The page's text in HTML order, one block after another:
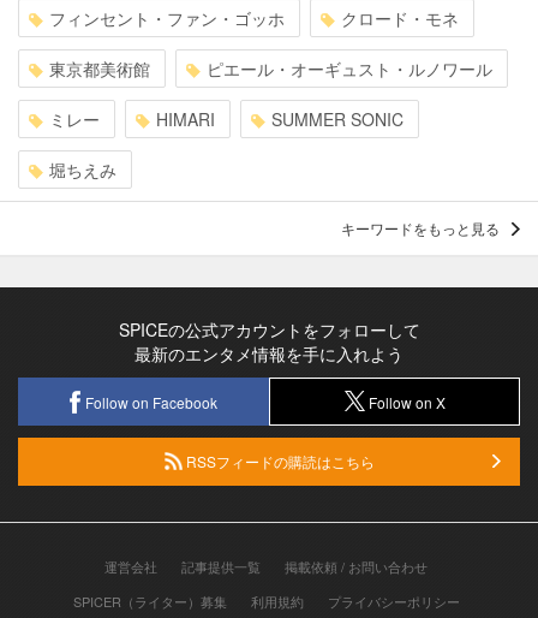
フィンセント・ファン・ゴッホ クロード・モネ
東京都美術館 ピエール・オーギュスト・ルノワール
ミレー HIMARI SUMMER SONIC
堀ちえみ
キーワードをもっと見る
SPICEの公式アカウントをフォローして
最新のエンタメ情報を手に入れよう
Follow on Facebook Follow on X
RSSフィードの購読はこちら
運営会社 記事提供一覧
掲載依頼 / お問い合わせ
SPICER（ライター）募集
利用規約 プライバシーポリシー